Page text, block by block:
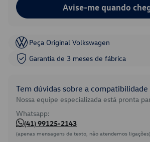
Avise-me quando
Peça Original Volkswagen
Garantia de 3 meses de fábrica
Tem dúvidas sobre a
Nossa equipe especializada está pronta
Whatsapp:
(41) 99125-2143
(apenas mensagens de texto, não atendemos ligações)